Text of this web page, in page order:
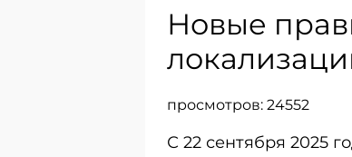
Новые
просмотров: 24552
С 22 сентября 2025